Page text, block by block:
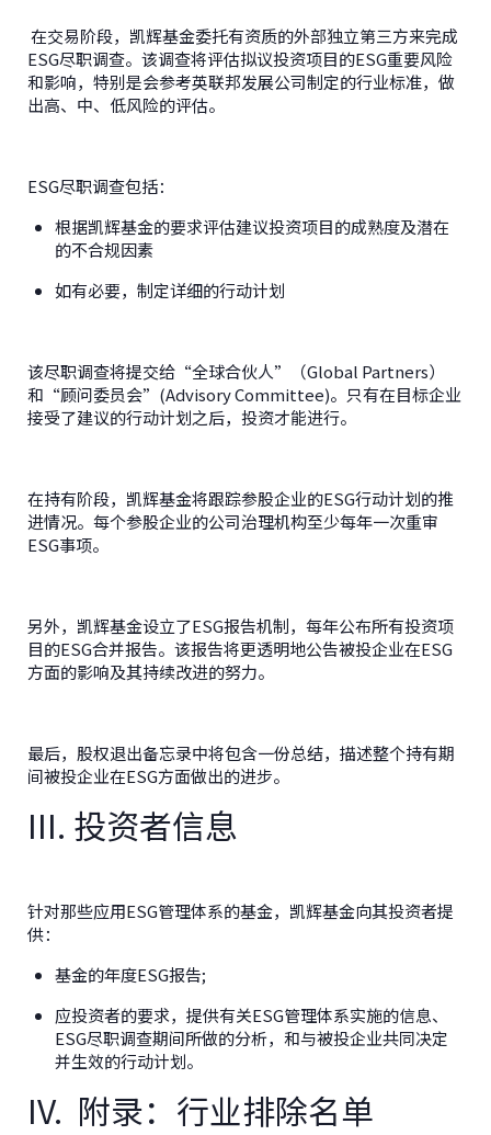
在交易阶段，凯辉基金委托有资质的外部独立第三方来完成
ESG尽职调查。该调查将评估拟议投资项目的ESG重要风险
和影响，特别是会参考英联邦发展公司制定的行业标准，做
出高、中、低风险的评估。
ESG尽职调查包括：
根据凯辉基金的要求评估建议投资项目的成熟度及潜在
的不合规因素
如有必要，制定详细的行动计划
该尽职调查将提交给“全球合伙人”（Global Partners）
和“顾问委员会”(Advisory Committee)。只有在目标企业
接受了建议的行动计划之后，投资才能进行。
在持有阶段，凯辉基金将跟踪参股企业的ESG行动计划的推
进情况。每个参股企业的公司治理机构至少每年一次重审
ESG事项。
另外，凯辉基金设立了ESG报告机制，每年公布所有投资项
目的ESG合并报告。该报告将更透明地公告被投企业在ESG
方面的影响及其持续改进的努力。
最后，股权退出备忘录中将包含一份总结，描述整个持有期
间被投企业在ESG方面做出的进步。
III. 投资者信息
针对那些应用ESG管理体系的基金，凯辉基金向其投资者提
供：
基金的年度ESG报告;
应投资者的要求，提供有关ESG管理体系实施的信息、
ESG尽职调查期间所做的分析，和与被投企业共同决定
并生效的行动计划。
IV. 附录：行业排除名单